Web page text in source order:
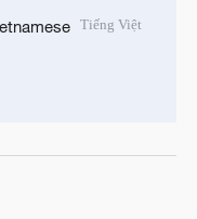
Tiếng Việt